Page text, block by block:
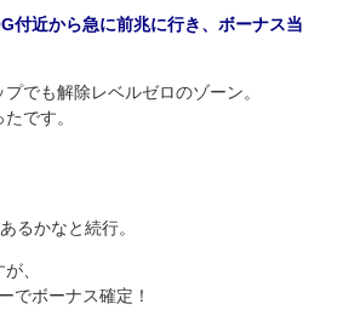
付近から急に前兆に行き、ボーナス当
でも解除レベルゼロのゾーン。
です。
るかなと続行。
、
でボーナス確定！